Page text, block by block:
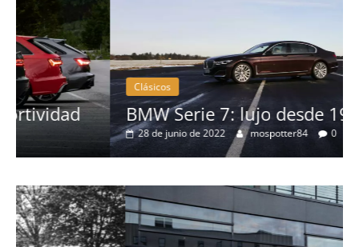
Clásicos
BMW Serie 7: lujo desde 1977
28 de junio de 2022 mospotter84 0